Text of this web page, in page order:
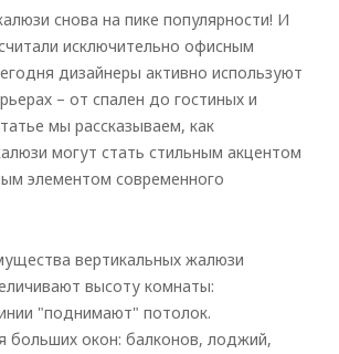
снова на пике популярности! И
исключительно офисным
дизайнеры активно используют
– от спален до гостиных и
мы рассказываем, как
могут стать стильным акцентом
элементом современного
вертикальных жалюзи
высоту комнаты:
"поднимают" потолок.
окон: балконов, лоджий,